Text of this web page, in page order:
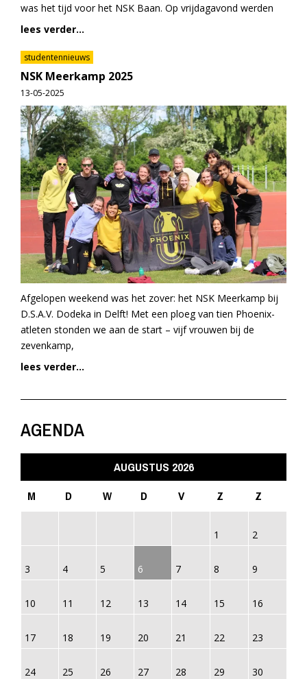
was het tijd voor het NSK Baan. Op vrijdagavond werden
lees verder...
studentennieuws
NSK Meerkamp 2025
13-05-2025
Afgelopen weekend was het zover: het NSK Meerkamp bij
D.S.A.V. Dodeka in Delft! Met een ploeg van tien Phoenix-
atleten stonden we aan de start – vijf vrouwen bij de
zevenkamp,
lees verder...
AGENDA
AUGUSTUS 2026
M
D W D V Z Z
1 2
3 4 5 6 7 8 9
10 11 12 13 14 15 16
17 18 19 20 21 22 23
24 25 26 27 28 29 30